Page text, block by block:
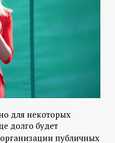
для некоторых
долго будет
публичных